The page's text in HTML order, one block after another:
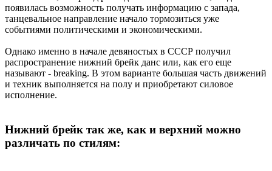
появилась возможность получать информацию с запада,
танцевальное направление начало тормозиться уже
событиями политическими и экономическими.
Однако именно в начале девяностых в СССР получил
распространение нижний брейк данс или, как его еще
называют - breaking. В этом варианте большая часть движений
и техник выполняется на полу и приобретают силовое
исполнение.
Нижний брейк так же, как и верхний можно
различать по стилям: